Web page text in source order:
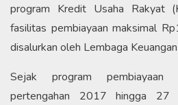
program Kredit Usaha Rakyat
fasilitas pembiayaan maksimal
disalurkan oleh Lembaga
Sejak program
pertengahan 2017 hingga